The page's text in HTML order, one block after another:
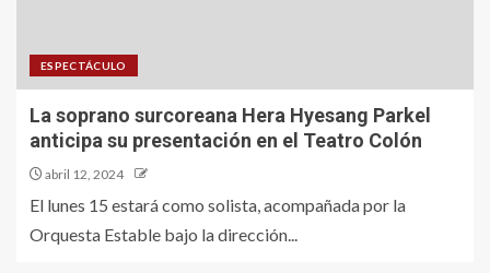
ESPECTÁCULO
La soprano surcoreana Hera Hyesang Parkel
anticipa su presentación en el Teatro Colón
abril 12, 2024
El lunes 15 estará como solista, acompañada por la
Orquesta Estable bajo la dirección...